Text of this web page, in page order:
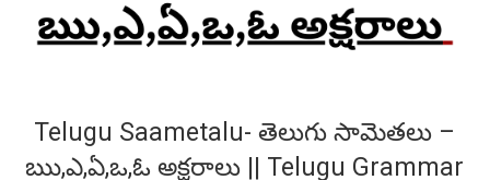
Telugu Saametalu- తెలుగు సామెతలు –
ఋ,ఎ,ఏ,ఒ,ఓ అక్షరాలు || Telugu Grammar